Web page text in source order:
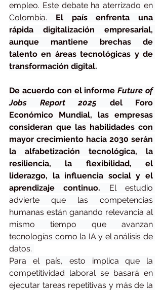
empleo. Este debate ha aterrizado en
Colombia. El país enfrenta una
rápida digitalización empresarial,
aunque mantiene brechas de
talento en áreas tecnológicas y de
transformación digital.
De acuerdo con el informe Future of
Jobs Report 2025 del Foro
Económico Mundial, las empresas
consideran que las habilidades con
mayor crecimiento hacia 2030 serán
la alfabetización tecnológica, la
resiliencia, la flexibilidad, el
liderazgo, la influencia social y el
aprendizaje continuo. El estudio
advierte que las competencias
humanas están ganando relevancia al
mismo tiempo que avanzan
tecnologías como la IA y el análisis de
datos.
Para el país, esto implica que la
competitividad laboral se basará en
ejecutar tareas repetitivas y más de la